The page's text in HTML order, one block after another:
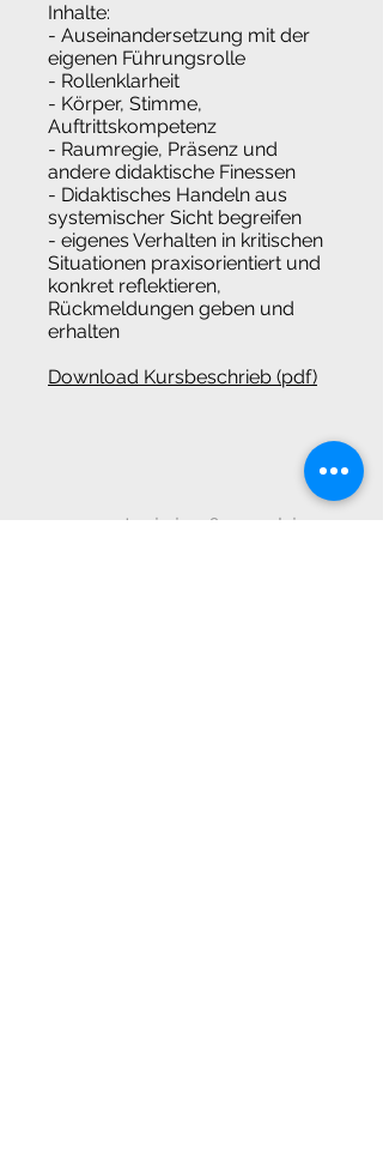
Inhalte:
- Auseinandersetzung mit der
eigenen Führungsrolle
- Rollenklarheit
- Körper, Stimme,
Auftrittskompetenz
- Raumregie, Präsenz und
andere didaktische Finessen
- Didaktisches Handeln aus
systemischer Sicht begreifen
- eigenes Verhalten in kritischen
Situationen praxisorientiert und
konkret reflektieren,
Rückmeldungen geben und
erhalten
Download Kursbeschrieb (pdf)
eresmas training &coaching